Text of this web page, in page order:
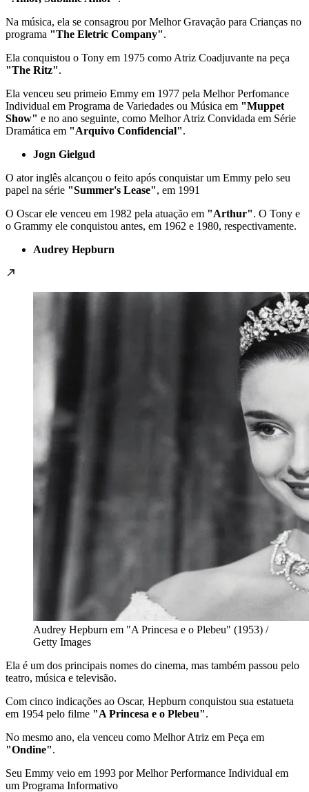
Na música, ela se consagrou por Melhor Gravação para Crianças no
programa "The Eletric Company".
Ela conquistou o Tony em 1975 como Atriz Coadjuvante na peça
"The Ritz".
Ela venceu seu primeio Emmy em 1977 pela Melhor Perfomance
Individual em Programa de Variedades ou Música em "Muppet
Show" e no ano seguinte, como Melhor Atriz Convidada em Série
Dramática em "Arquivo Confidencial".
Jogn Gielgud
O ator inglês alcançou o feito após conquistar um Emmy pelo seu
papel na série "Summer's Lease", em 1991
O Oscar ele venceu em 1982 pela atuação em "Arthur". O Tony e
o Grammy ele conquistou antes, em 1962 e 1980, respectivamente.
Audrey Hepburn
Audrey Hepburn em "A Princesa e o Plebeu" (1953) /
Getty Images
Ela é um dos principais nomes do cinema, mas também passou pelo
teatro, música e televisão.
Com cinco indicações ao Oscar, Hepburn conquistou sua estatueta
em 1954 pelo filme "A Princesa e o Plebeu".
No mesmo ano, ela venceu como Melhor Atriz em Peça em
"Ondine".
Seu Emmy veio em 1993 por Melhor Performance Individual em
um Programa Informativo